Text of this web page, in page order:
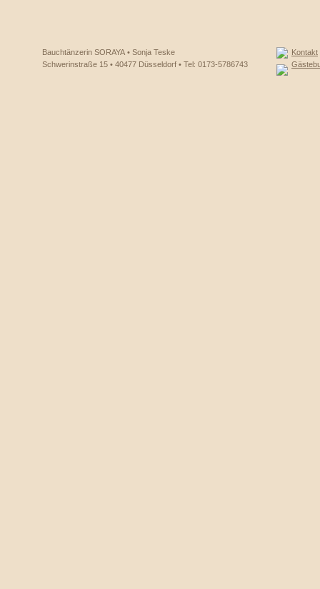
Bauchtänzerin SORAYA • Sonja Teske
Schwerinstraße 15 • 40477 Düsseldorf • Tel: 0173-5786743
Kontakt